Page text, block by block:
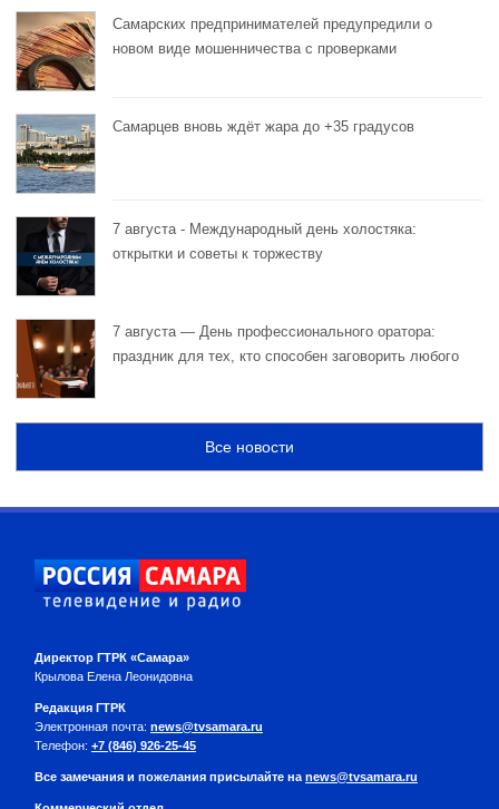
Самарских предпринимателей предупредили о
новом виде мошенничества с проверками
Самарцев вновь ждёт жара до +35 градусов
7 августа - Международный день холостяка:
открытки и советы к торжеству
7 августа — День профессионального оратора:
праздник для тех, кто способен заговорить любого
Все новости
Директор ГТРК «Самара»
Крылова Елена Леонидовна
Редакция ГТРК
Электронная почта: news@tvsamara.ru
Телефон: +7 (846) 926-25-45
Все замечания и пожелания присылайте на news@tvsamara.ru